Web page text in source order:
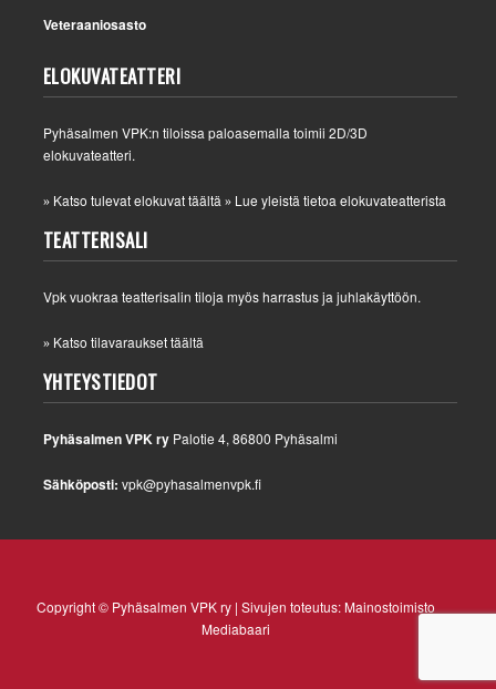
Veteraaniosasto
ELOKUVATEATTERI
Pyhäsalmen VPK:n tiloissa paloasemalla toimii 2D/3D
elokuvateatteri.
» Katso tulevat elokuvat täältä » Lue yleistä tietoa elokuvateatterista
TEATTERISALI
Vpk vuokraa teatterisalin tiloja myös harrastus ja juhlakäyttöön.
» Katso tilavaraukset täältä
YHTEYSTIEDOT
Pyhäsalmen VPK ry Palotie 4, 86800 Pyhäsalmi
Sähköposti: vpk@pyhasalmenvpk.fi
Copyright © Pyhäsalmen VPK ry | Sivujen toteutus:Mainostoimisto
Mediabaari